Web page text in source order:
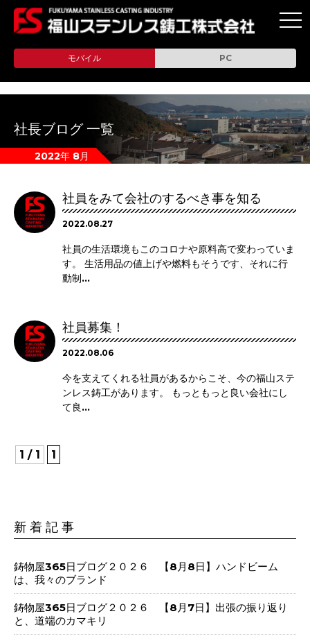
モバイル PC
社長ブログ 一覧
2022年 8月
社員をみて会社のするべき事を知る
2022.08.27
社員の生活環境もこのコロナや原料高で変わっていま
す。 生活用品の値上げや燃料もそうです、それに行
動制...
社員募集！
2022.08.06
今を支えてくれる社員があるからこそ、今の福山ステ
ンレス鋳工があります。 もっともっと良い会社にし
て良...
1 / 1 1
新 着 記 事
鋳物屋365日ブログ２０２６ 【8月8日】ハンドビーム
は、我々のブランド
鋳物屋365日ブログ２０２６ 【8月7日】出張の振り返り
と、道端のカマキリ